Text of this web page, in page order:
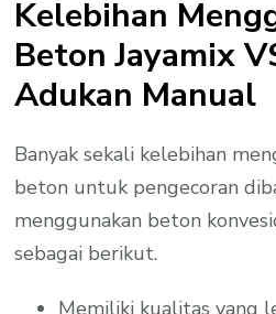
Kelebihan
Beton Jayamix
Adukan Manual
Banyak sekali kelebihan
beton untuk pengecoran
menggunakan beton
sebagai berikut.
Memiliki kualitas yang